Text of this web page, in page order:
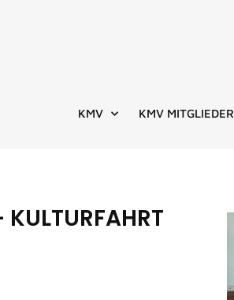
KMV KMV MITGLIEDER
KULTURFAHRT